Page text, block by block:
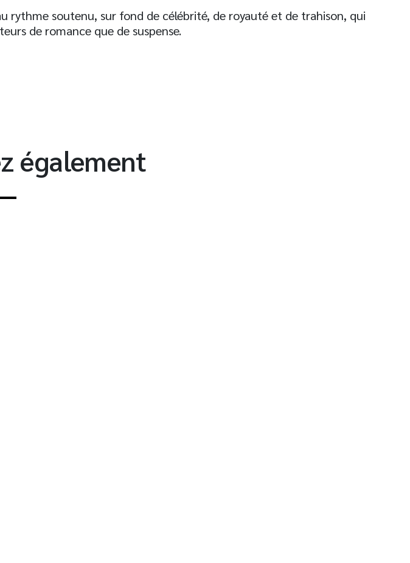
rythme soutenu, sur fond de célébrité, de royauté et de trahison, qui
de romance que de suspense.
également